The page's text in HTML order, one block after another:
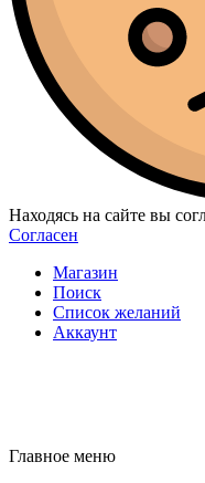
Находясь на сайте вы
Согласен
Магазин
Поиск
Список желаний
Аккаунт
Главное меню